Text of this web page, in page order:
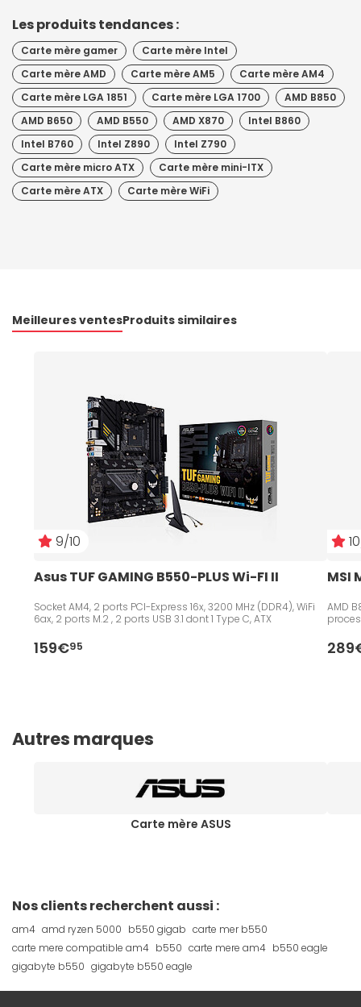
Les produits tendances :
Carte mère gamer
Carte mère Intel
Carte mère AMD
Carte mère AM5
Carte mère AM4
Carte mère LGA 1851
Carte mère LGA 1700
AMD B850
AMD B650
AMD B550 AMD X870
Intel B860
Intel B760
Intel Z890
Intel Z790
Carte mère micro ATX
Carte mère mini-ITX
Carte mère ATX
Carte mère WiFi
Meilleures ventesProduits similaires
9/10
Asus TUF GAMING B550-PLUS Wi-FI II
Socket AM4, 2 ports PCI-Express 16x, 3200 MHz (DDR4), WiFi
6ax, 2 ports M.2 , 2 ports USB 3.1 dont 1 Type C, ATX
159€95
MSI
AMD
Autres marques
Carte mère ASUS
Nos clients recherchent aussi :
am4 amd ryzen 5000 b550 gigab carte mer b550
carte mere compatible am4 b550 carte mere am4 b550 eagle
gigabyte b550 gigabyte b550 eagle